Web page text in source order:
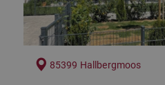
85399 Hallbergmoos